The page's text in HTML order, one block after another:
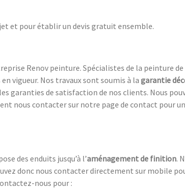
et pour établir un devis gratuit ensemble.
Renov peinture. Spécialistes de la peinture
vigueur. Nos travaux sont soumis à la garantie
garanties de satisfaction de nos clients. Nous
nous contacter sur notre page de contact pour
des enduits jusqu’à l’aménagement de finition.
donc nous contacter directement sur mobile
nous pour :